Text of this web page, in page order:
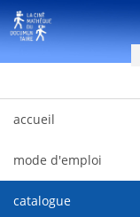
Saltar al contenido
accueil
mode d'emploi
catalogue